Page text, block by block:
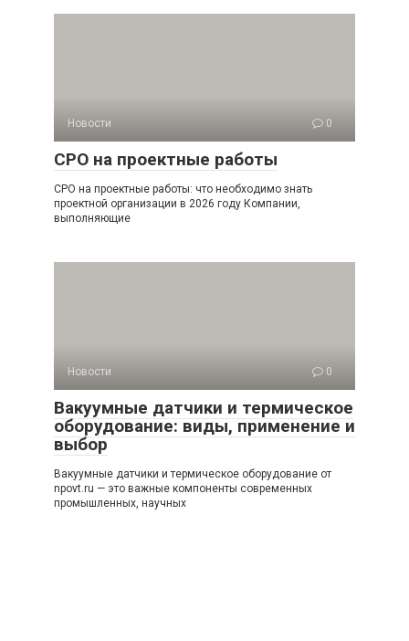
Новости 0
СРО на проектные работы
СРО на проектные работы: что необходимо знать
проектной организации в 2026 году Компании,
выполняющие
Новости 0
Вакуумные датчики и термическое
оборудование: виды, применение и
выбор
Вакуумные датчики и термическое оборудование от
npovt.ru — это важные компоненты современных
промышленных, научных